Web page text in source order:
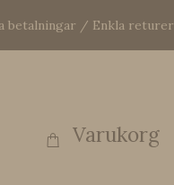
betalningar / Enkla returer
Varukorg